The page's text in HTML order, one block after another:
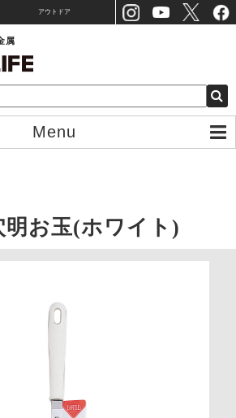
アウトドア
属
Menu
明お玉(ホワイト)